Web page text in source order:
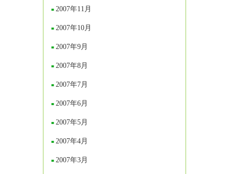
2007年11月
2007年10月
2007年9月
2007年8月
2007年7月
2007年6月
2007年5月
2007年4月
2007年3月